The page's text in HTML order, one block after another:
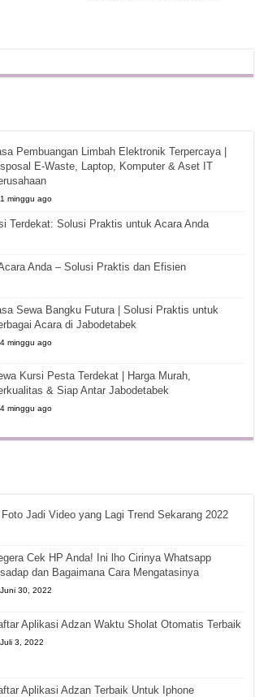
Pembuangan Limbah Elektronik Terpercaya |
E-Waste, Laptop, Komputer & Aset IT
1 minggu ago
Terdekat: Solusi Praktis untuk Acara Anda
Anda – Solusi Praktis dan Efisien
Sewa Bangku Futura | Solusi Praktis untuk
Acara di Jabodetabek
4 minggu ago
Kursi Pesta Terdekat | Harga Murah,
& Siap Antar Jabodetabek
4 minggu ago
Jadi Video yang Lagi Trend Sekarang 2022
Cek HP Anda! Ini lho Cirinya Whatsapp
dan Bagaimana Cara Mengatasinya
Juni 30, 2022
Aplikasi Adzan Waktu Sholat Otomatis Terbaik
Juli 3, 2022
Aplikasi Adzan Terbaik Untuk Iphone